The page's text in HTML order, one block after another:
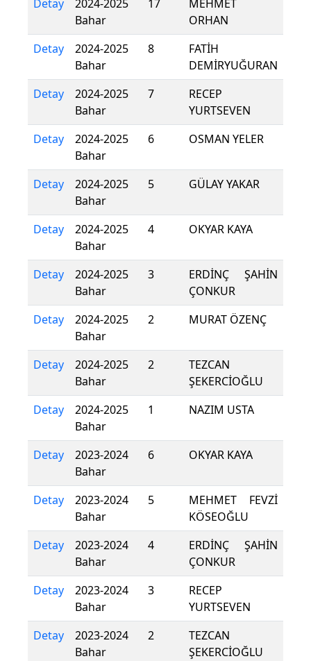
Detay
2024-2025
Bahar
17
MEHMET
ORHAN
Detay
2024-2025
Bahar
8
FATİH
DEMİRYUĞURAN
Detay
2024-2025
Bahar
7
RECEP
YURTSEVEN
Detay
2024-2025
Bahar
6 OSMAN YELER
Detay
2024-2025
Bahar
5 GÜLAY YAKAR
Detay
2024-2025
Bahar
4 OKYAR KAYA
Detay
2024-2025
Bahar
3
ERDİNÇ ŞAHİN
ÇONKUR
Detay
2024-2025
Bahar
2 MURAT ÖZENÇ
Detay
2024-2025
Bahar
2
TEZCAN
ŞEKERCİOĞLU
Detay
2024-2025
Bahar
1 NAZIM USTA
Detay
2023-2024
Bahar
6 OKYAR KAYA
Detay
2023-2024
Bahar
5
MEHMET FEVZİ
KÖSEOĞLU
Detay
2023-2024
Bahar
4
ERDİNÇ ŞAHİN
ÇONKUR
Detay
2023-2024
Bahar
3
RECEP
YURTSEVEN
Detay
2023-2024
Bahar
2
TEZCAN
ŞEKERCİOĞLU